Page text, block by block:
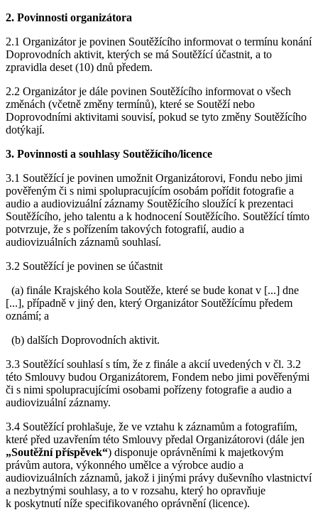
2. Povinnosti organizátora
2.1 Organizátor je povinen Soutěžícího informovat o termínu konání
Doprovodních aktivit, kterých se má Soutěžící účastnit, a to
zpravidla deset (10) dnů předem.
2.2 Organizátor je dále povinen Soutěžícího informovat o všech
změnách (včetně změny termínů), které se Soutěží nebo
Doprovodními aktivitami souvisí, pokud se tyto změny Soutěžícího
dotýkají.
3. Povinnosti a souhlasy Soutěžícího/licence
3.1 Soutěžící je povinen umožnit Organizátorovi, Fondu nebo jimi
pověřeným či s nimi spolupracujícím osobám pořídit fotografie a
audio a audiovizuální záznamy Soutěžícího sloužící k prezentaci
Soutěžícího, jeho talentu a k hodnocení Soutěžícího. Soutěžící tímto
potvrzuje, že s pořízením takových fotografií, audio a
audiovizuálních záznamů souhlasí.
3.2 Soutěžící je povinen se účastnit
(a) finále Krajského kola Soutěže, které se bude konat v [...] dne
[...], případně v jiný den, který Organizátor Soutěžícímu předem
oznámí; a
(b) dalších Doprovodních aktivit.
3.3 Soutěžící souhlasí s tím, že z finále a akcií uvedených v čl. 3.2
této Smlouvy budou Organizátorem, Fondem nebo jimi pověřenými
či s nimi spolupracujícími osobami pořízeny fotografie a audio a
audiovizuální záznamy.
3.4 Soutěžící prohlašuje, že ve vztahu k záznamům a fotografiím,
které před uzavřením této Smlouvy předal Organizátorovi (dále jen
„Soutěžní příspěvek“) disponuje oprávněními k majetkovým
právům autora, výkonného umělce a výrobce audio a
audiovizuálních záznamů, jakož i jinými právy duševního vlastnictví
a nezbytnými souhlasy, a to v rozsahu, který ho opravňuje
k poskytnutí níže specifikovaného oprávnění (licence).